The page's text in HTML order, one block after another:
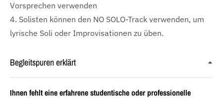
Vorsprechen verwenden
4. Solisten können den NO SOLO-Track verwenden, um
lyrische Soli oder Improvisationen zu üben.
Begleitspuren erklärt
Ihnen fehlt eine erfahrene studentische oder professionelle